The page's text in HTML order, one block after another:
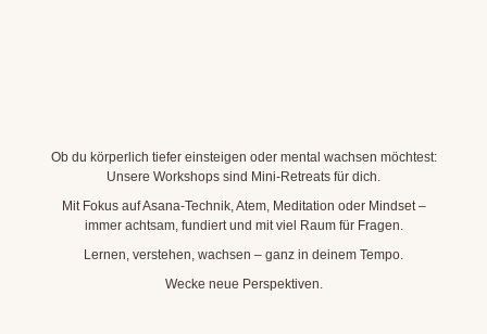
Ob du körperlich tiefer einsteigen oder mental wachsen möchtest:
Unsere Workshops sind Mini-Retreats für dich.
Mit Fokus auf Asana-Technik, Atem, Meditation oder Mindset –
immer achtsam, fundiert und mit viel Raum für Fragen.
Lernen, verstehen, wachsen – ganz in deinem Tempo.
Wecke neue Perspektiven.